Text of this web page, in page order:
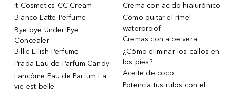
it Cosmetics CC Cream
Bianco Latte Perfume
Bye bye Under Eye
Concealer
Billie Eilish Perfume
Prada Eau de Parfum Candy
Lancôme Eau de Parfum La
vie est belle
Crema con ácido hialurónico
Cómo quitar el rímel
waterproof
Cremas con aloe vera
¿Cómo eliminar los callos en
los pies?
Aceite de coco
Potencia tus rulos con el